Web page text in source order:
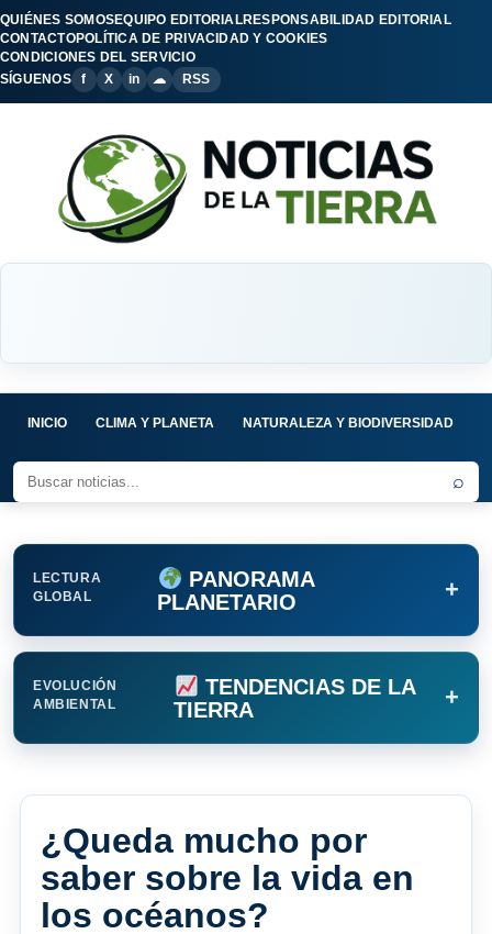
QUIÉNES SOMOSEQUIPO EDITORIALRESPONSABILIDAD EDITORIAL
CONTACTOPOLÍTICA DE PRIVACIDAD Y COOKIES
CONDICIONES DEL SERVICIO
SÍGUENOS
f X in ☁ RSS
INICIO CLIMA Y PLANETA NATURALEZA Y BIODIVERSIDAD
⌕
LECTURA
GLOBAL
PANORAMA
PLANETARIO
+
EVOLUCIÓN
AMBIENTAL
TENDENCIAS DE LA
TIERRA
+
¿Queda mucho por
saber sobre la vida en
los océanos?